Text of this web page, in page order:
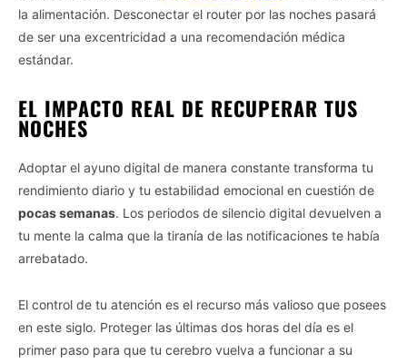
la alimentación. Desconectar el router por las noches pasará
de ser una excentricidad a una recomendación médica
estándar.
EL IMPACTO REAL DE RECUPERAR TUS
NOCHES
Adoptar el ayuno digital de manera constante transforma tu
rendimiento diario y tu estabilidad emocional en cuestión de
pocas semanas. Los periodos de silencio digital devuelven a
tu mente la calma que la tiranía de las notificaciones te había
arrebatado.
El control de tu atención es el recurso más valioso que posees
en este siglo. Proteger las últimas dos horas del día es el
primer paso para que tu cerebro vuelva a funcionar a su